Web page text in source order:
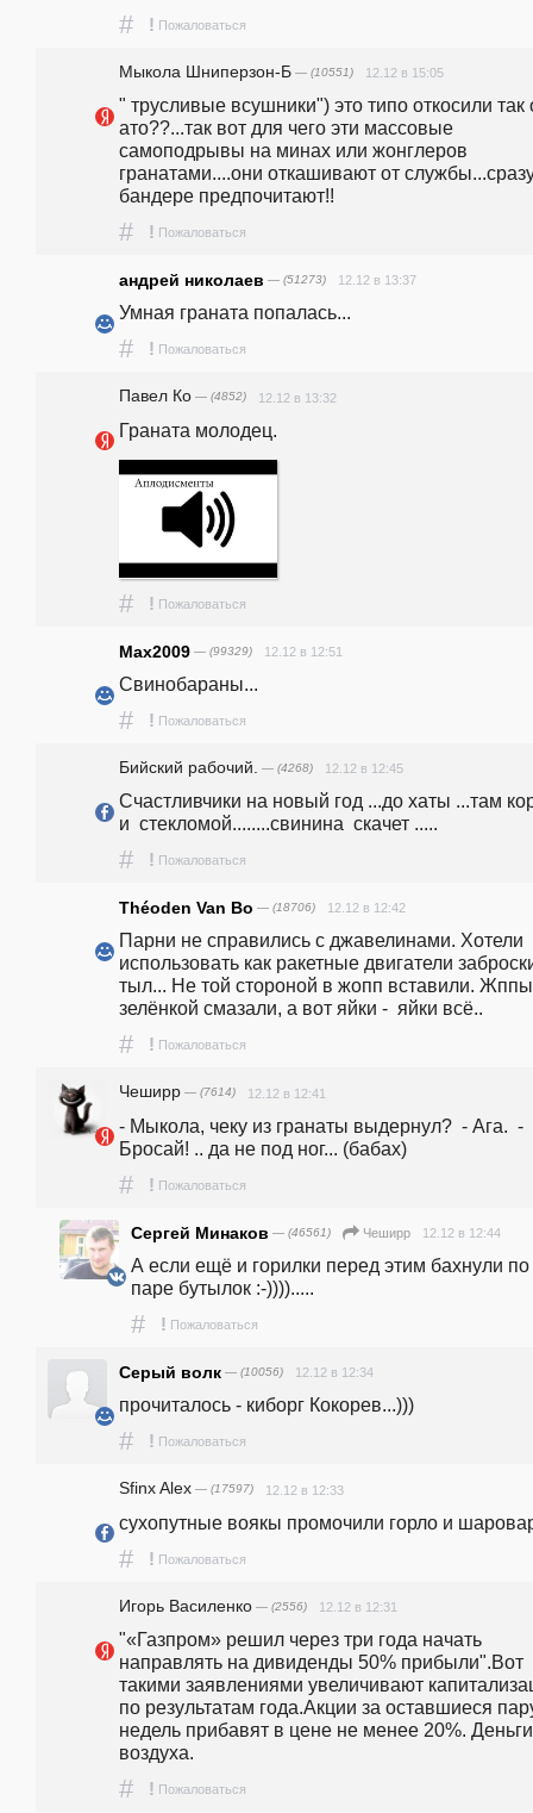
# ! Пожаловаться
Мыкола Шнипepзон-Б — (10551) 12.12 в 15:05
" трусливые всушники") это типо откосили так
ато??...так вот для чего эти массовые
самоподрывы на минах или жонглеров
гранатами....они откашивают от
бандере предпочитают!!
# ! Пожаловаться
андрей николаев — (51273) 12.12 в 13:37
Умная граната попалась...
# ! Пожаловаться
Павел Ко — (4852) 12.12 в 13:32
Граната молодец.
# ! Пожаловаться
Max2009 — (99329) 12.12 в 12:51
Свинобараны...
# ! Пожаловаться
Бийский рабочий. — (4268) 12.12 в 12:45
Счастливчики на новый год ...до хаты ...там
и  стекломой........свинина  скачет .....
# ! Пожаловаться
Théoden Van Bo — (18706) 12.12 в 12:42
Парни не справились с джавелинами. Хотели
использовать как ракетные двигатели
тыл... Не той стороной в жопп вставили. Жппы
зелёнкой смазали, а вот яйки -  яйки всё..
# ! Пожаловаться
Чеширр — (7614) 12.12 в 12:41
- Мыкола, чеку из гранаты выдернул?  - Ага.  -
Бросай! .. да не под ног... (бабах)
# ! Пожаловаться
Сергей Минаков — (46561) Чеширр 12.12 в 12:44
А если ещё и горилки перед этим бахнули по
паре бутылок :-)))).....
# ! Пожаловаться
Серый волк — (10056) 12.12 в 12:34
прочиталось - киборг Кокорев...)))
# ! Пожаловаться
Sfinx Alex — (17597) 12.12 в 12:33
сухопутные воякы промочили горло и
# ! Пожаловаться
Игорь Василенко — (2556) 12.12 в 12:31
"«Газпром» решил через три года начать
направлять на дивиденды 50% прибыли".Вот
такими заявлениями увеличивают
по результатам года.Акции за оставшиеся
недель прибавят в цене не менее 20%.
воздуха.
# ! Пожаловаться